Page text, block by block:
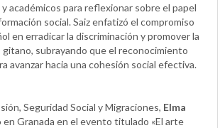
académicos para reflexionar sobre el papel
social. Saiz enfatizó el compromiso
en erradicar la discriminación y promover la
gitano, subrayando que el reconocimiento
avanzar hacia una cohesión social efectiva.
Seguridad Social y Migraciones, Elma
en Granada en el evento titulado «El arte